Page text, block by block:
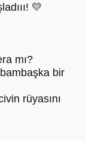
💛
mı?
bir
rüyasını